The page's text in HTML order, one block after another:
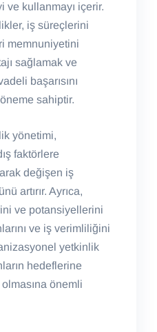
ve kullanmayı içerir.
iş süreçlerini
memnuniyetini
sağlamak ve
başarısını
sahiptir.
yönetimi,
faktörlere
değişen iş
artırır. Ayrıca,
ve potansiyellerini
ve iş verimliliğini
yetkinlik
hedeflerine
olmasına önemli